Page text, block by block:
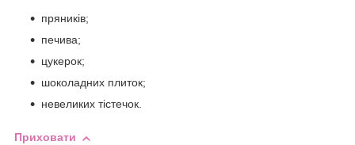
пряників;
печива;
цукерок;
шоколадних плиток;
невеликих тістечок.
Приховати